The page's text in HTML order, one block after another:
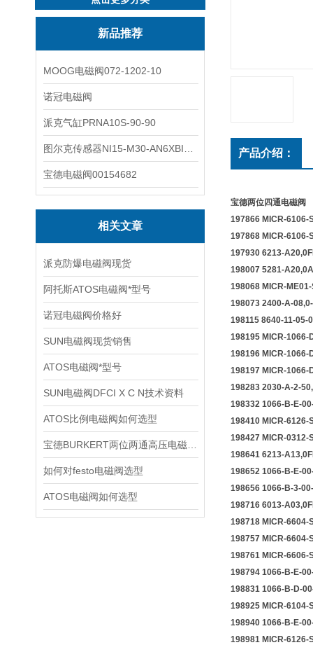
新品推荐
MOOG电磁阀072-1202-10
诺冠电磁阀
派克气缸PRNA10S-90-90
宝德电磁阀00154682
相关文章
派克防爆电磁阀现货
阿托斯ATOS电磁阀*型号
诺冠电磁阀价格好
SUN电磁阀现货销售
ATOS电磁阀*型号
SUN电磁阀DFCI X C N技术资料
ATOS比例电磁阀如何选型
如何对festo电磁阀选型
ATOS电磁阀如何选型
产品介绍：
宝德两位四通电磁阀
197866
197868
197930 6213-
198007 5281-
198068
198073 2400-A-
198115 8640-
198195
198196
198197
198283 2030-
198332 1066-
198410
198427
198641 6213-
198652 1066-B-
198656 1066-B-
198716 6013-
198718
198757
198761
198794
198831 1066-
198925
198940 1066-
198981